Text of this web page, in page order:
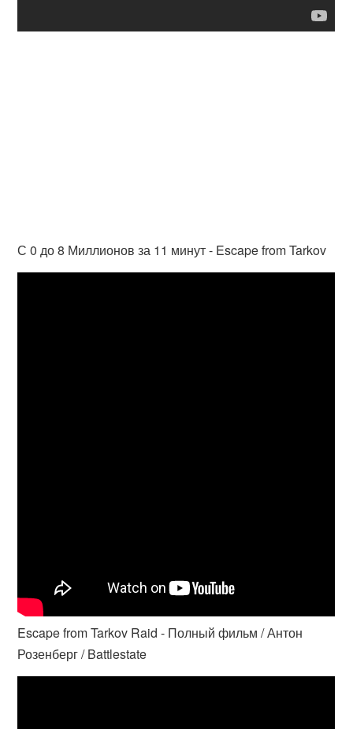
С 0 до 8 Миллионов за 11 минут - Escape from Tarkov
Escape from Tarkov Raid - Полный фильм / Антон
Розенберг / Battlestate